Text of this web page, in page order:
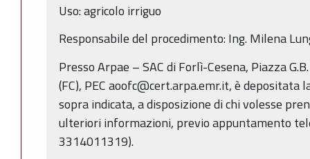
Uso: agricolo irriguo
Responsabile del procedimento: Ing. Milena
Presso Arpae – SAC di Forlì-Cesena, Piazza
(FC), PEC aoofc@cert.arpa.emr.it, è depositata
sopra indicata, a disposizione di chi volesse
ulteriori informazioni, previo appuntamento
3314011319).